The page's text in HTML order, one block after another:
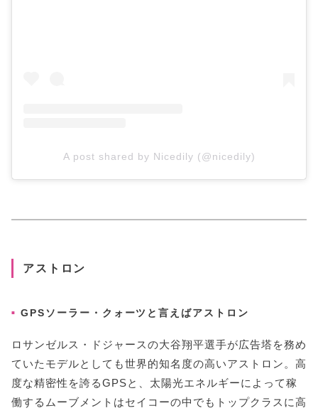
A post shared by Nicedily (@nicedily)
アストロン
GPSソーラー・クォーツと言えばアストロン
ロサンゼルス・ドジャースの大谷翔平選手が広告塔を務め
ていたモデルとしても世界的知名度の高いアストロン。高
度な精密性を誇るGPSと、太陽光エネルギーによって稼
働するムーブメントはセイコーの中でもトップクラスに高